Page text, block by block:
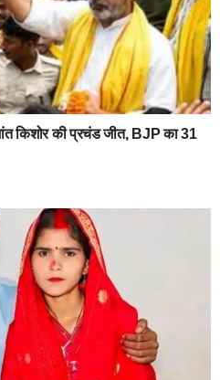
किशोर की प्रचंड जीत, BJP का 31